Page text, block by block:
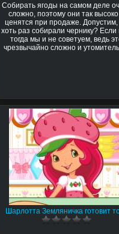
Собирать ягоды на самом деле
сложно, поэтому они так
ценятся при продаже.
хоть раз собирали чернику? Если
тогда мы и не советуем, ведь
чрезвычайно сложно и
Шарлотта Земляничка готовит